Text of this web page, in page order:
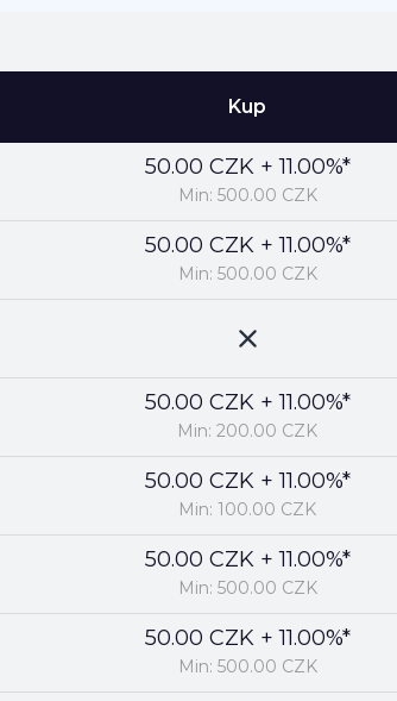
Kup
50.00 CZK + 11.00%*
Min: 500.00 CZK
50.00 CZK + 11.00%*
Min: 500.00 CZK
50.00 CZK + 11.00%*
Min: 200.00 CZK
50.00 CZK + 11.00%*
Min: 100.00 CZK
50.00 CZK + 11.00%*
Min: 500.00 CZK
50.00 CZK + 11.00%*
Min: 500.00 CZK